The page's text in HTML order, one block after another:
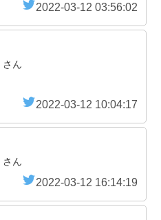
2022-03-12 03:56:02
さん
2022-03-12 10:04:17
さん
2022-03-12 16:14:19